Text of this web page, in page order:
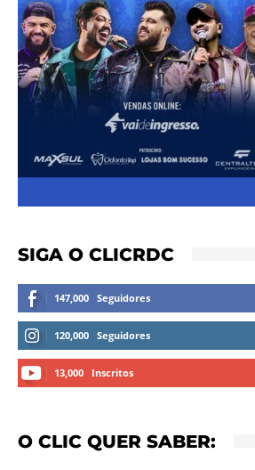
SIGA O CLICRDC
147,000 Seguidores
120,000 Seguidores
13,000 Inscritos
O CLIC QUER SABER: